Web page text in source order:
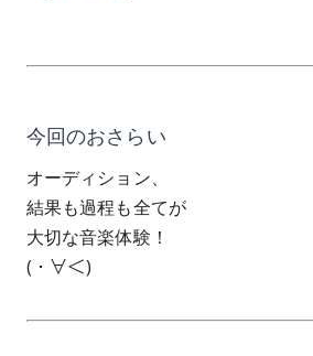
今回のおさらい
オーディション、
結果も過程も全てが
大切な音楽体験！
( ･ ∀＜)